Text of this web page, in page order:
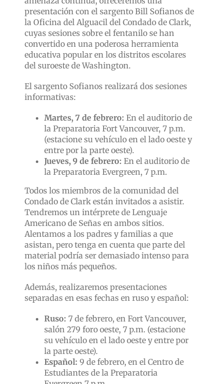
presentación con el sargento Bill Sofianos de
la Oficina del Alguacil del Condado de Clark,
cuyas sesiones sobre el fentanilo se han
convertido en una poderosa herramienta
educativa popular en los distritos escolares
del suroeste de Washington.
El sargento Sofianos realizará dos sesiones
informativas:
Martes, 7 de febrero: En el auditorio de
la Preparatoria Fort Vancouver, 7 p.m.
(estacione su vehículo en el lado oeste y
entre por la parte oeste).
Jueves, 9 de febrero: En el auditorio de
la Preparatoria Evergreen, 7 p.m.
Todos los miembros de la comunidad del
Condado de Clark están invitados a asistir.
Tendremos un intérprete de Lenguaje
Americano de Señas en ambos sitios.
Alentamos a los padres y familias a que
asistan, pero tenga en cuenta que parte del
material podría ser demasiado intenso para
los niños más pequeños.
Además, realizaremos presentaciones
separadas en esas fechas en ruso y español:
Ruso: 7 de febrero, en Fort Vancouver,
salón 279 foro oeste, 7 p.m. (estacione
su vehículo en el lado oeste y entre por
la parte oeste).
Español: 9 de febrero, en el Centro de
Estudiantes de la Preparatoria